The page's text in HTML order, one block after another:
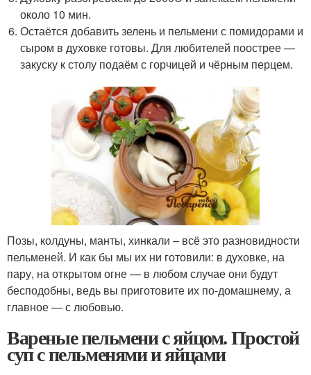
около 10 мин.
Остаётся добавить зелень и пельмени с помидорами и
сыром в духовке готовы. Для любителей поострее —
закуску к столу подаём с горчицей и чёрным перцем.
Позы, колдуны, манты, хинкали – всё это разновидности
пельменей. И как бы мы их ни готовили: в духовке, на
пару, на открытом огне — в любом случае они будут
бесподобны, ведь вы приготовите их по-домашнему, а
главное — с любовью.
Вареные пельмени с яйцом. Простой
суп с пельменями и яйцами